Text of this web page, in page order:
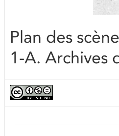
Plan des
1-A. Archives